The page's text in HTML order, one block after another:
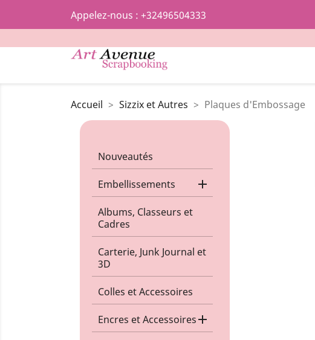
Appelez-nous : +32496504333
Accueil Sizzix et Autres Plaques d'Embossage
Nouveautés
Embellissements 
Albums, Classeurs et
Cadres
Carterie, Junk Journal et
3D
Colles et Accessoires
Encres et Accessoires